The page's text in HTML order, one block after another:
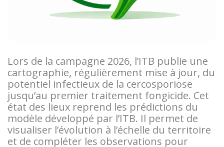
Lors de la campagne 2026, l’ITB publie une
cartographie, régulièrement mise à jour, du
potentiel infectieux de la cercosporiose
jusqu’au premier traitement fongicide. Cet
état des lieux reprend les prédictions du
modèle développé par l’ITB. Il permet de
visualiser l’évolution à l’échelle du territoire
et de compléter les observations pour